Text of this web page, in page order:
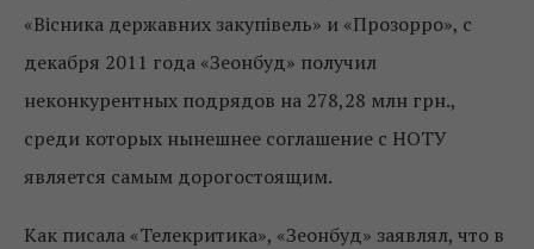
«Вісника державних закупівель» и «Прозорро», с
декабря 2011 года «Зеонбуд» получил
неконкурентных подрядов на 278,28 млн грн.,
среди которых нынешнее соглашение с НОТУ
является самым дорогостоящим.
Как писала «Телекритика», «Зеонбуд» заявлял, что в